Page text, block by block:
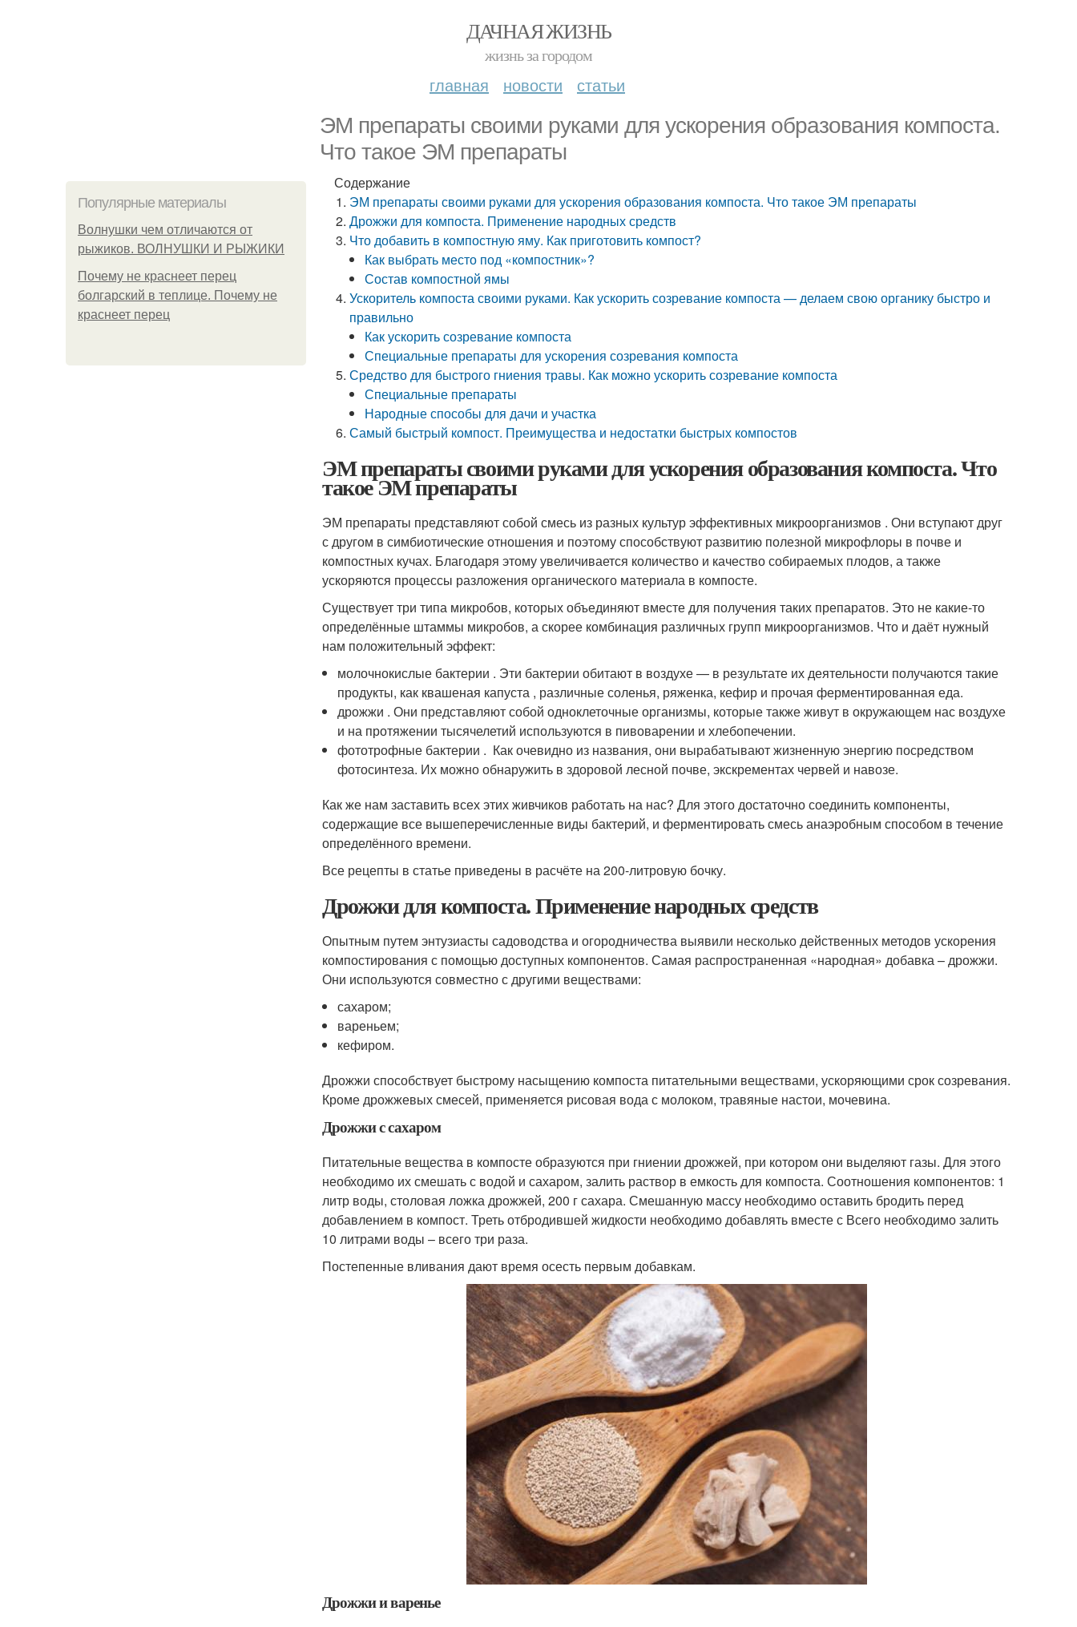
ДАЧНАЯ ЖИЗНЬ
жизнь за городом
главная новости статьи
ЭМ препараты своими руками для ускорения образования компоста.
Что такое ЭМ препараты
Популярные материалы
Волнушки чем отличаются от
рыжиков. ВОЛНУШКИ И РЫЖИКИ
Почему не краснеет перец
болгарский в теплице. Почему не
краснеет перец
Содержание
ЭМ препараты своими руками для ускорения образования компоста. Что такое ЭМ препараты
Дрожжи для компоста. Применение народных средств
Что добавить в компостную яму. Как приготовить компост?
Как выбрать место под «компостник»?
Состав компостной ямы
Ускоритель компоста своими руками. Как ускорить созревание компоста — делаем свою органику быстро и
правильно
Как ускорить созревание компоста
Специальные препараты для ускорения созревания компоста
Средство для быстрого гниения травы. Как можно ускорить созревание компоста
Специальные препараты
Народные способы для дачи и участка
Самый быстрый компост. Преимущества и недостатки быстрых компостов
ЭМ препараты своими руками для ускорения образования компоста. Что
такое ЭМ препараты
ЭМ препараты представляют собой смесь из разных культур эффективных микроорганизмов . Они вступают друг
с другом в симбиотические отношения и поэтому способствуют развитию полезной микрофлоры в почве и
компостных кучах. Благодаря этому увеличивается количество и качество собираемых плодов, а также
ускоряются процессы разложения органического материала в компосте.
Существует три типа микробов, которых объединяют вместе для получения таких препаратов. Это не какие-то
определённые штаммы микробов, а скорее комбинация различных групп микроорганизмов. Что и даёт нужный
нам положительный эффект:
молочнокислые бактерии . Эти бактерии обитают в воздухе — в результате их деятельности получаются такие
продукты, как квашеная капуста , различные соленья, ряженка, кефир и прочая ферментированная еда.
дрожжи . Они представляют собой одноклеточные организмы, которые также живут в окружающем нас воздухе
и на протяжении тысячелетий используются в пивоварении и хлебопечении.
фототрофные бактерии . Как очевидно из названия, они вырабатывают жизненную энергию посредством
фотосинтеза. Их можно обнаружить в здоровой лесной почве, экскрементах червей и навозе.
Как же нам заставить всех этих живчиков работать на нас? Для этого достаточно соединить компоненты,
содержащие все вышеперечисленные виды бактерий, и ферментировать смесь анаэробным способом в течение
определённого времени.
Все рецепты в статье приведены в расчёте на 200-литровую бочку.
Дрожжи для компоста. Применение народных средств
Опытным путем энтузиасты садоводства и огородничества выявили несколько действенных методов ускорения
компостирования с помощью доступных компонентов. Самая распространенная «народная» добавка – дрожжи.
Они используются совместно с другими веществами:
сахаром;
вареньем;
кефиром.
Дрожжи способствует быстрому насыщению компоста питательными веществами, ускоряющими срок созревания.
Кроме дрожжевых смесей, применяется рисовая вода с молоком, травяные настои, мочевина.
Дрожжи с сахаром
Питательные вещества в компосте образуются при гниении дрожжей, при котором они выделяют газы. Для этого
необходимо их смешать с водой и сахаром, залить раствор в емкость для компоста. Соотношения компонентов: 1
литр воды, столовая ложка дрожжей, 200 г сахара. Смешанную массу необходимо оставить бродить перед
добавлением в компост. Треть отбродившей жидкости необходимо добавлять вместе с Всего необходимо залить
10 литрами воды – всего три раза.
Постепенные вливания дают время осесть первым добавкам.
Дрожжи и варенье